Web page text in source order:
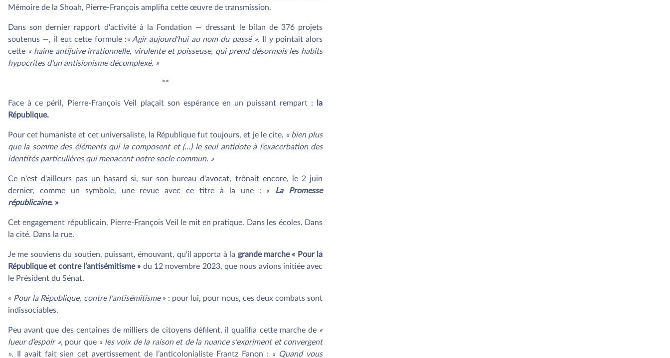
Mémoire de la Shoah, Pierre-François amplifia cette œuvre de transmission.
Dans son dernier rapport d'activité à la Fondation — dressant le bilan de 376 projets
soutenus —, il eut cette formule :« Agir aujourd'hui au nom du passé ». Il y pointait alors
cette « haine antijuive irrationnelle, virulente et poisseuse, qui prend désormais les habits
hypocrites d'un antisionisme décomplexé. »
**
Face à ce péril, Pierre-François Veil plaçait son espérance en un puissant rempart :
la
République.
Pour cet humaniste et cet universaliste, la République fut toujours, et je le cite, « bien plus
que la somme des éléments qui la composent et (…) le seul antidote à l’exacerbation des
identités particulières qui menacent notre socle commun. »
Ce n'est d'ailleurs pas un hasard si, sur son bureau d'avocat, trônait encore, le 2 juin
dernier, comme un symbole, une revue avec ce titre à la une : « La Promesse
républicaine. »
Cet engagement républicain, Pierre-François Veil le mit en pratique. Dans les écoles. Dans
la cité. Dans la rue.
Je me souviens du soutien, puissant, émouvant, qu'il apporta à la grande marche « Pour la
République et contre l’antisémitisme » du 12 novembre 2023, que nous avions initiée avec
le Président du Sénat.
« Pour la République, contre l’antisémitisme» : pour lui, pour nous, ces deux combats sont
indissociables.
Peu avant que des centaines de milliers de citoyens défilent, il qualifia cette marche de «
lueur d’espoir », pour que « les voix de la raison et de la nuance s'expriment et convergent
». Il avait fait sien cet avertissement de l’anticolonialiste Frantz Fanon : « Quand vous